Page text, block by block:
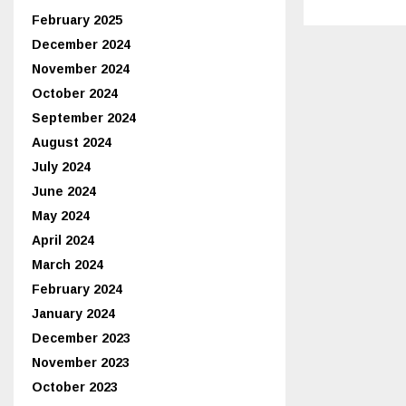
February 2025
December 2024
November 2024
October 2024
September 2024
August 2024
July 2024
June 2024
May 2024
April 2024
March 2024
February 2024
January 2024
December 2023
November 2023
October 2023